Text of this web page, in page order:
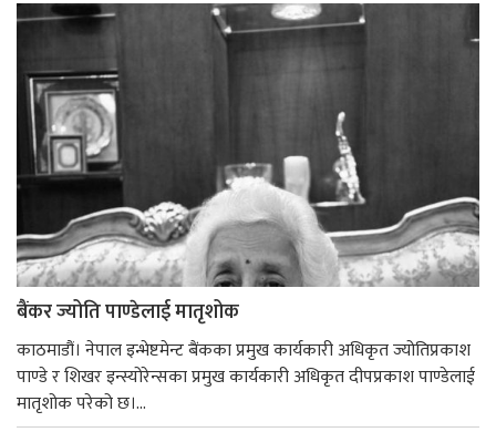
बैंकर ज्योति पाण्डेलाई मातृशोक
काठमाडौं। नेपाल इन्भेष्टमेन्ट बैंकका प्रमुख कार्यकारी अधिकृत ज्योतिप्रकाश
पाण्डे र शिखर इन्स्योरेन्सका प्रमुख कार्यकारी अधिकृत दीपप्रकाश पाण्डेलाई
मातृशोक परेको छ।...